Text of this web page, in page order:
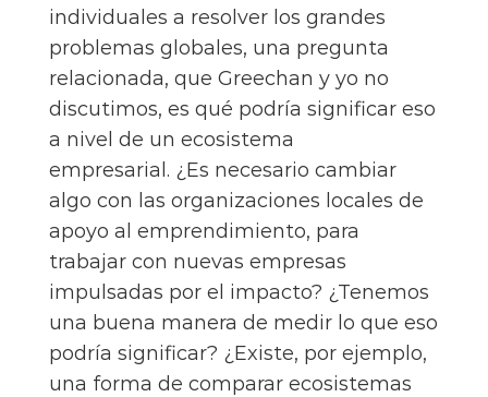
individuales a resolver los grandes
problemas globales, una pregunta
relacionada, que Greechan y yo no
discutimos, es qué podría significar eso
a nivel de un ecosistema
empresarial. ¿Es necesario cambiar
algo con las organizaciones locales de
apoyo al emprendimiento, para
trabajar con nuevas empresas
impulsadas por el impacto? ¿Tenemos
una buena manera de medir lo que eso
podría significar? ¿Existe, por ejemplo,
una forma de comparar ecosistemas